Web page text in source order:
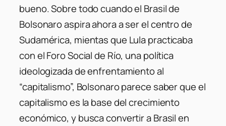
bueno. Sobre todo cuando el Brasil de
Bolsonaro aspira ahora a ser el centro de
Sudamérica, mientas que Lula practicaba
con el Foro Social de Río, una política
ideologizada de enfrentamiento al
“capitalismo”, Bolsonaro parece saber que el
capitalismo es la base del crecimiento
económico, y busca convertir a Brasil en